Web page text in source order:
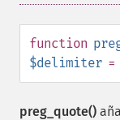
function
$delimiter =
preg_quote()